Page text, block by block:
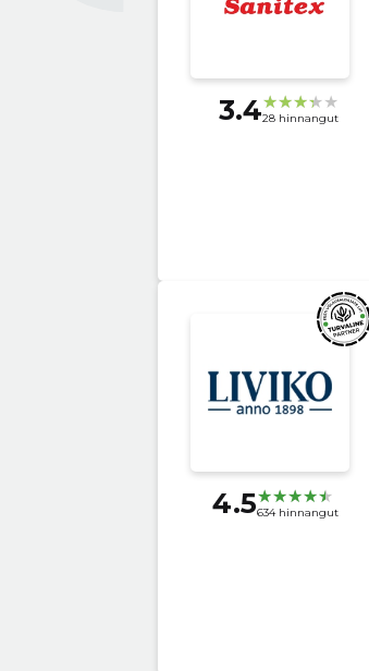
3.428 hinnangut
4.5634 hinnangut